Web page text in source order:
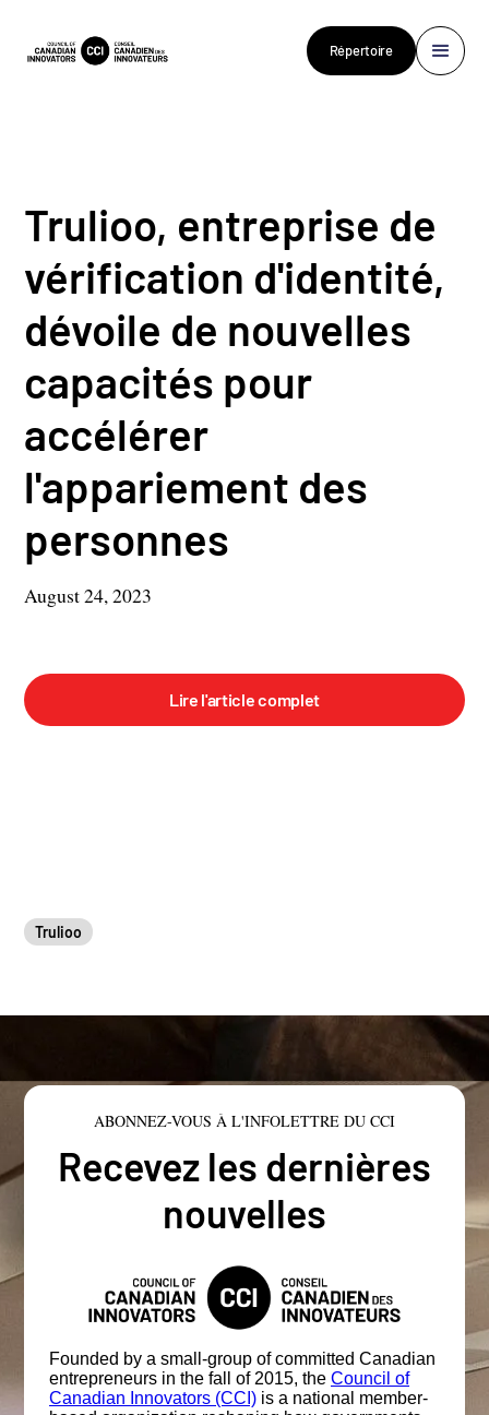
Répertoire
Trulioo, entreprise de
vérification d'identité,
dévoile de nouvelles
capacités pour
accélérer
l'appariement des
personnes
August 24, 2023
Lire l'article complet
Trulioo
ABONNEZ-VOUS À L'INFOLETTRE DU CCI
Recevez les dernières
nouvelles